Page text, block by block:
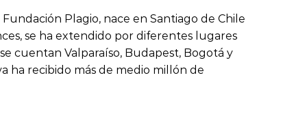
Plagio, nace en Santiago de Chile
se ha extendido por diferentes lugares
cuentan Valparaíso, Budapest, Bogotá y
ha recibido más de medio millón de